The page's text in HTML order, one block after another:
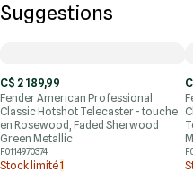
Suggestions
C$ 2 189,99
Fender American Professional
Classic Hotshot Telecaster - touche
en Rosewood, Faded Sherwood
Green Metallic
F0114970374
Stock limité1